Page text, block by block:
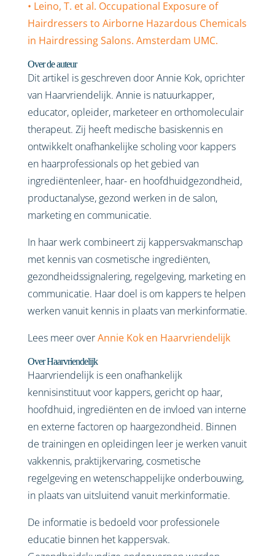
• Leino, T. et al. Occupational Exposure of
Hairdressers to Airborne Hazardous Chemicals
in Hairdressing Salons. Amsterdam UMC.
Over de auteur
Dit artikel is geschreven door Annie Kok, oprichter
van Haarvriendelijk. Annie is natuurkapper,
educator, opleider, marketeer en orthomoleculair
therapeut. Zij heeft medische basiskennis en
ontwikkelt onafhankelijke scholing voor kappers
en haarprofessionals op het gebied van
ingrediëntenleer, haar- en hoofdhuidgezondheid,
productanalyse, gezond werken in de salon,
marketing en communicatie.
In haar werk combineert zij kappersvakmanschap
met kennis van cosmetische ingrediënten,
gezondheidssignalering, regelgeving, marketing en
communicatie. Haar doel is om kappers te helpen
werken vanuit kennis in plaats van merkinformatie.
Lees meer overAnnie Kok en Haarvriendelijk
Over Haarvriendelijk
Haarvriendelijk is een onafhankelijk
kennisinstituut voor kappers, gericht op haar,
hoofdhuid, ingrediënten en de invloed van interne
en externe factoren op haargezondheid. Binnen
de trainingen en opleidingen leer je werken vanuit
vakkennis, praktijkervaring, cosmetische
regelgeving en wetenschappelijke onderbouwing,
in plaats van uitsluitend vanuit merkinformatie.
De informatie is bedoeld voor professionele
educatie binnen het kappersvak.